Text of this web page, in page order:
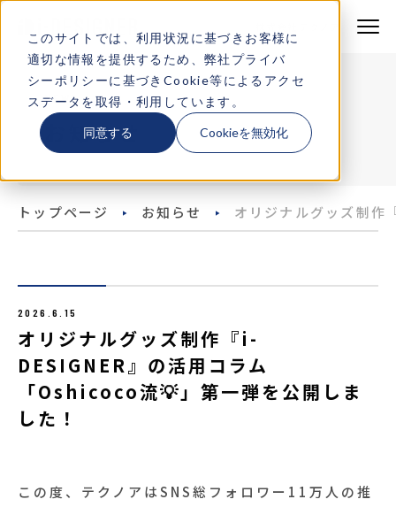
このサイトでは、利用状況に基づきお客様に
適切な情報を提供するため、弊社 プライバ
シーポリシーに基づきCookie等によるアクセ
スデータを取得・利用しています。
同意する Cookieを無効化
058-206-2316 受付時間 8:30~17:30
製品・サービス
特長
導入事例
よくある質問
NEWS
お知らせ
トップページ お知らせ オリジナルグッズ制
2026.6.15
オリジナルグッズ制作『i-
DESIGNER』の活用コラム
「Oshicoco流💡」第一弾を公開しま
した！
この度、テクノアはSNS総フォロワー11万人の推